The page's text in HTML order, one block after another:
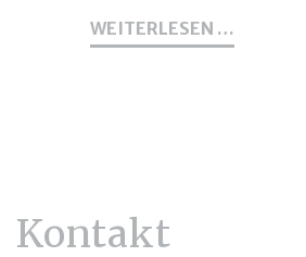
WEITERLESEN …
Kontakt